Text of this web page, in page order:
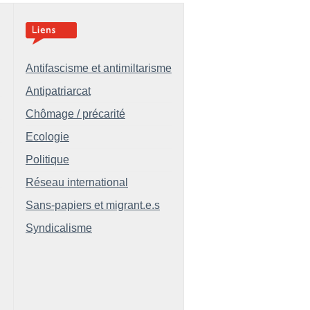
Antifascisme et antimiltarisme
Antipatriarcat
Chômage / précarité
Ecologie
Politique
Réseau international
Sans-papiers et migrant.e.s
Syndicalisme